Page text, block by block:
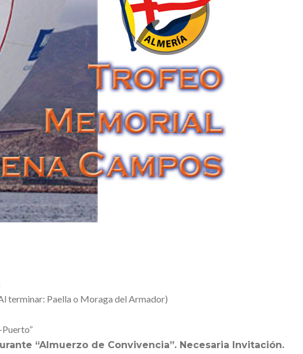
terminar: Paella o Moraga del Armador)
“Almuerzo de Convivencia”. Necesaria Invitación.